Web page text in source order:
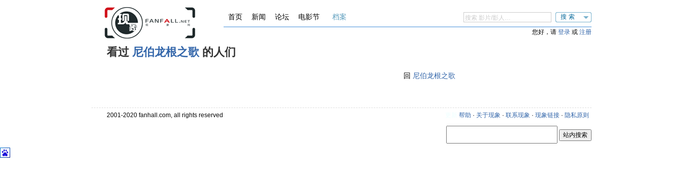
首页 新闻 论坛 电影节 档案 搜索
您好，请 登录 或 注册
看过 尼伯龙根之歌 的人们
回 尼伯龙根之歌
2001-2020 fanhall.com, all rights reserved 帮助 · 关于现象 · 联系现象 · 现象链接 · 隐私原则